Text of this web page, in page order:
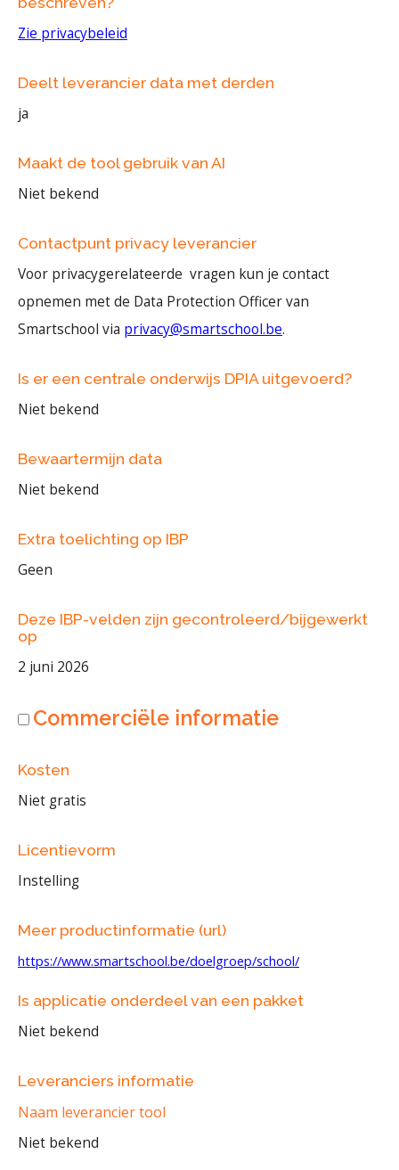
Zie privacybeleid
Deelt leverancier data met derden
ja
Maakt de tool gebruik van AI
Niet bekend
Contactpunt privacy leverancier
Voor privacygerelateerde vragen kun je contact
opnemen met de Data Protection Officer van
Smartschool via privacy@smartschool.be.
Is er een centrale onderwijs DPIA uitgevoerd?
Niet bekend
Bewaartermijn data
Niet bekend
Extra toelichting op IBP
Geen
Deze IBP-velden zijn gecontroleerd/bijgewerkt
op
2 juni 2026
Commerciële informatie
Kosten
Niet gratis
Licentievorm
Instelling
Meer productinformatie (url)
https://www.smartschool.be/doelgroep/school/
Is applicatie onderdeel van een pakket
Niet bekend
Leveranciers informatie
Naam leverancier tool
Niet bekend